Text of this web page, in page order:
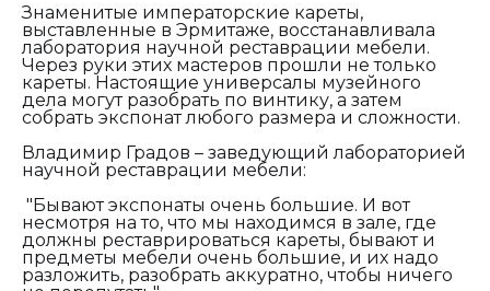
Знаменитые императорские кареты,
выставленные в Эрмитаже, восстанавливала
лаборатория научной реставрации мебели.
Через руки этих мастеров прошли не только
кареты. Настоящие универсалы музейного
дела могут разобрать по винтику, а затем
собрать экспонат любого размера и сложности.
Владимир Градов – заведующий лабораторией
научной реставрации мебели:
"Бывают экспонаты очень большие. И вот
несмотря на то, что мы находимся в зале, где
должны реставрироваться кареты, бывают и
предметы мебели очень большие, и их надо
разложить, разобрать аккуратно, чтобы ничего